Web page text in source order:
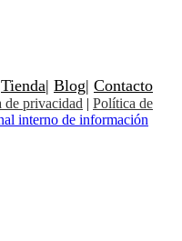
Tienda| Blog| Contacto
de privacidad | Política de
interno de información